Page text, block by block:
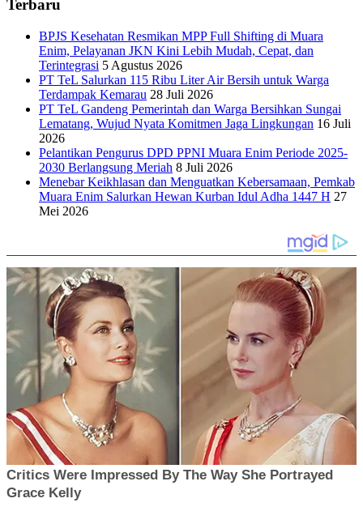
Terbaru
BPJS Kesehatan Resmikan MPP Full Shifting di Muara
Enim, Pelayanan JKN Kini Lebih Mudah, Cepat, dan
Terintegrasi 5 Agustus 2026
PT TeL Salurkan 115 Ribu Liter Air Bersih untuk Warga
Terdampak Kemarau 28 Juli 2026
PT TeL Gandeng Pemerintah dan Warga Bersihkan Sungai
Lematang, Wujud Nyata Komitmen Jaga Lingkungan 16 Juli
2026
Pelantikan Pengurus DPD PPNI Muara Enim Periode 2025-
2030 Berlangsung Meriah 8 Juli 2026
Menebar Keikhlasan dan Menguatkan Kebersamaan, Pemkab
Muara Enim Salurkan Hewan Kurban Idul Adha 1447 H 27
Mei 2026